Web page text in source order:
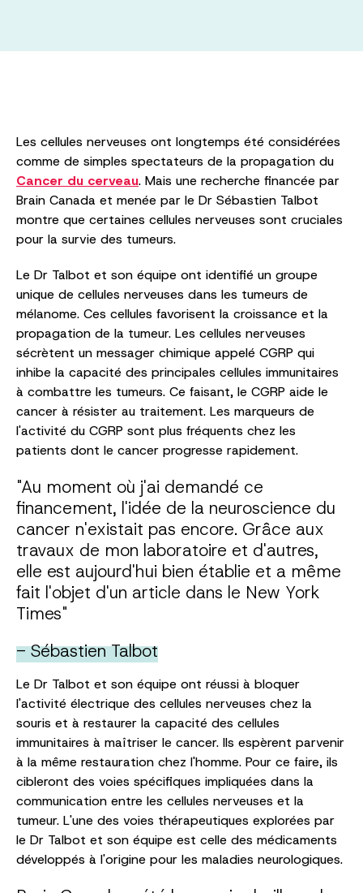
Les cellules nerveuses ont longtemps été considérées
comme de simples spectateurs de la propagation du
Cancer du cerveau. Mais une recherche financée par
Brain Canada et menée par le Dr Sébastien Talbot
montre que certaines cellules nerveuses sont cruciales
pour la survie des tumeurs.
Le Dr Talbot et son équipe ont identifié un groupe
unique de cellules nerveuses dans les tumeurs de
mélanome. Ces cellules favorisent la croissance et la
propagation de la tumeur. Les cellules nerveuses
sécrètent un messager chimique appelé CGRP qui
inhibe la capacité des principales cellules immunitaires
à combattre les tumeurs. Ce faisant, le CGRP aide le
cancer à résister au traitement. Les marqueurs de
l'activité du CGRP sont plus fréquents chez les
patients dont le cancer progresse rapidement.
"Au moment où j'ai demandé ce
financement, l'idée de la neuroscience du
cancer n'existait pas encore. Grâce aux
travaux de mon laboratoire et d'autres,
elle est aujourd'hui bien établie et a même
fait l'objet d'un article dans le New York
Times"
- Sébastien Talbot
Le Dr Talbot et son équipe ont réussi à bloquer
l'activité électrique des cellules nerveuses chez la
souris et à restaurer la capacité des cellules
immunitaires à maîtriser le cancer. Ils espèrent parvenir
à la même restauration chez l'homme. Pour ce faire, ils
cibleront des voies spécifiques impliquées dans la
communication entre les cellules nerveuses et la
tumeur. L'une des voies thérapeutiques explorées par
le Dr Talbot et son équipe est celle des médicaments
développés à l'origine pour les maladies neurologiques.